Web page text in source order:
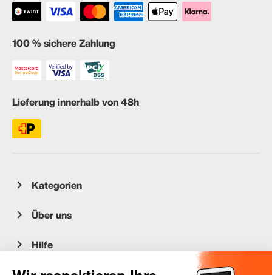
100 % sichere Zahlung
Lieferung innerhalb von 48h
Kategorien
Über uns
Hilfe